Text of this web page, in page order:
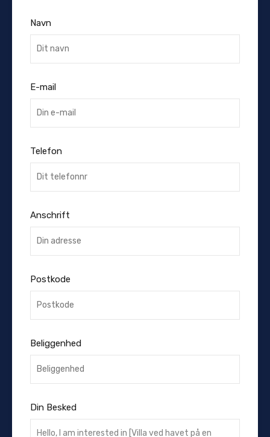
Navn
E-mail
Telefon
Anschrift
Postkode
Beliggenhed
Din Besked